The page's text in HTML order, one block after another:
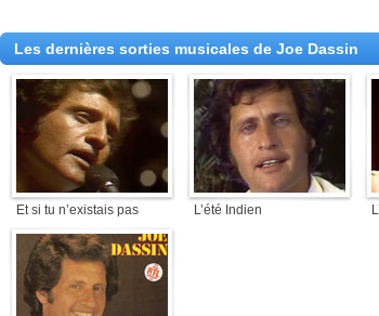
Les dernières sorties musicales de Joe Dassin
Et si tu n’existais pas L’été Indien